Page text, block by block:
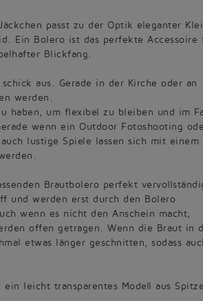
passt zu der Optik eleganter
Ein Bolero ist das perfekte Accessoire
Blickfang.
aus. Gerade in der Kirche oder an
werden.
haben, um flexibel zu bleiben und im
wenn ein Outdoor Fotoshooting
lustige Spiele lassen sich mit einem
Brautbolero perfekt
und werden erst durch den Bolero
wenn es nicht den Anschein macht,
offen getragen. Wenn die Braut in
etwas länger geschnitten, sodass
leicht transparentes Modell aus Spitze